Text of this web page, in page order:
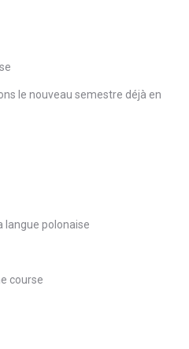
le nouveau semestre déjà en
langue polonaise
course